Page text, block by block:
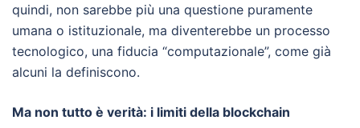
quindi, non sarebbe più una questione puramente
umana o istituzionale, ma diventerebbe un processo
tecnologico, una fiducia “computazionale”, come già
alcuni la definiscono.
Ma non tutto è verità: i limiti della blockchain